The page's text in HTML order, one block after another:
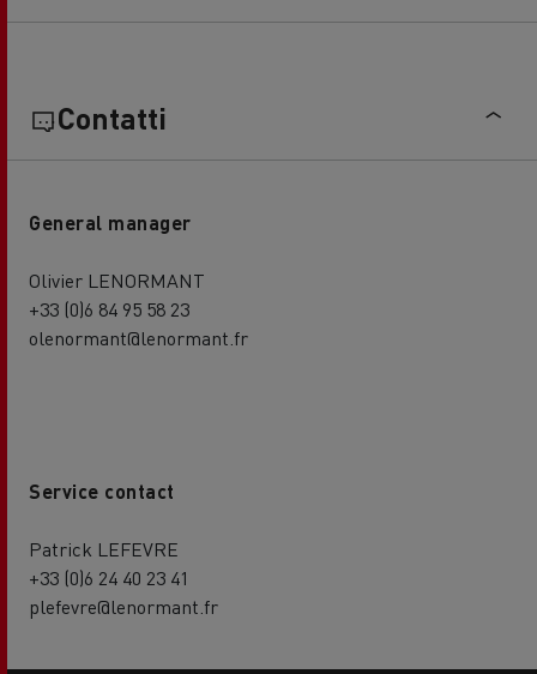
Contatti
General manager
Olivier LENORMANT
+33 (0)6 84 95 58 23
olenormant@lenormant.fr
Service contact
Patrick LEFEVRE
+33 (0)6 24 40 23 41
plefevre@lenormant.fr